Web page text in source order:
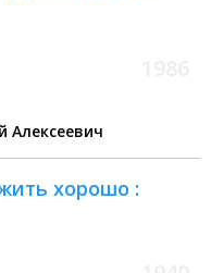
Алексеевич
хорошо :